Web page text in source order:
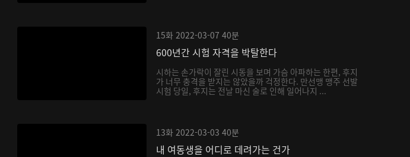
15화 2022-03-07 40분
600년간 시험 자격을 박탈한다
시하는 손가락이 잘린 시동을 보며 가슴 아파하는 한편, 후지
가 너무 충격을 받지는 않았을까 걱정한다. 만선맹 맹주 선발
시험 당일, 후지는 전날 마신 술로 인해 일어나지 ...
13화 2022-03-03 40분
내 여동생을 어디로 데려가는 건가